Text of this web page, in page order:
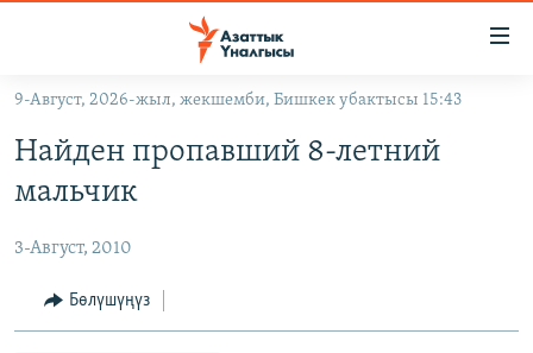
Навигацияга
өтүңүз
Издөөгө
салыңыз
КЫРГЫЗСТАН
САЯСАТ
ЭКОНОМИКА
ДҮЙНӨ
БОРБОР АЗИЯ
УКРАИНА
АТАЙЫН ИЛИКТӨӨ
9-Август, 2026-жыл, жекшемби, Бишкек убактысы 15:43
Найден пропавший 8-летний
мальчик
3-Август, 2010
Бөлүшүңүз